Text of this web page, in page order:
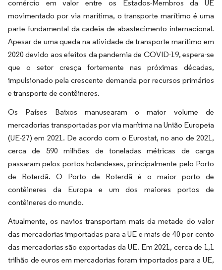
comércio em valor entre os Estados-Membros da UE
movimentado por via marítima, o transporte marítimo é uma
parte fundamental da cadeia de abastecimento internacional.
Apesar de uma queda na atividade de transporte marítimo em
2020 devido aos efeitos da pandemia de COVID-19, espera-se
que o setor cresça fortemente nas próximas décadas,
impulsionado pela crescente demanda por recursos primários
e transporte de contêineres.
Os Países Baixos manusearam o maior volume de
mercadorias transportadas por via marítima na União Europeia
(UE-27) em 2021. De acordo com o Eurostat, no ano de 2021,
cerca de 590 milhões de toneladas métricas de carga
passaram pelos portos holandeses, principalmente pelo Porto
de Roterdã. O Porto de Roterdã é o maior porto de
contêineres da Europa e um dos maiores portos de
contêineres do mundo.
Atualmente, os navios transportam mais da metade do valor
das mercadorias importadas para a UE e mais de 40 por cento
das mercadorias são exportadas da UE. Em 2021, cerca de 1,1
trilhão de euros em mercadorias foram importados para a UE,